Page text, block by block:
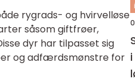
rygrads- og hvirvelløse
såsom giftfrøer,
dyr har tilpasset sig
og adfærdsmønstre for